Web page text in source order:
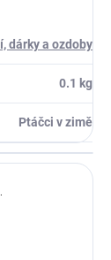
dárky a ozdoby
0.1 kg
Ptáčci v zimě